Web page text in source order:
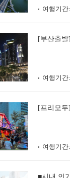
여행기간:
[부산출
여행기간:
[프리모
여행기간: